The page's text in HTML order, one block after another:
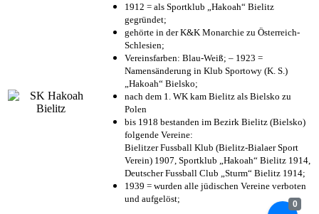
0
1912 = als Sportklub „Hakoah“ Bielitz
gegründet;
gehörte in der K&K Monarchie zu Österreich-
Schlesien;
Vereinsfarben: Blau-Weiß; – 1923 =
Namensänderung in Klub Sportowy (K. S.)
„Hakoah“ Bielsko;
nach dem 1. WK kam Bielitz als Bielsko zu
Polen
bis 1918 bestanden im Bezirk Bielitz (Bielsko)
folgende Vereine:
Bielitzer Fussball Klub (Bielitz-Bialaer Sport
Verein) 1907, Sportklub „Hakoah“ Bielitz 1914,
Deutscher Fussball Club „Sturm“ Bielitz 1914;
1939 = wurden alle jüdischen Vereine verboten
und aufgelöst;